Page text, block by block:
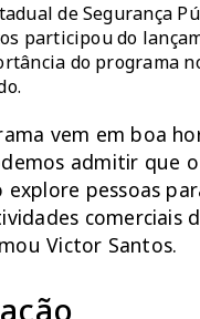
de Segurança
participou do
do programa
vem em boa
admitir que
explore pessoas
comerciais
Victor Santos.